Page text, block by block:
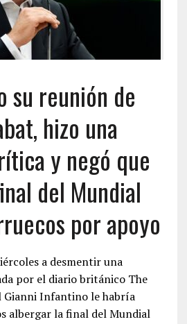
su reunión de
hizo una
y negó que
del Mundial
por apoyo
a desmentir una
por el diario británico The
Gianni Infantino le habría
albergar la final del Mundial